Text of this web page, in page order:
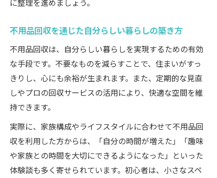
に整理を進めましょう。
不用品回収を通じた自分らしい暮らしの築き方
不用品回収は、自分らしい暮らしを実現するための有効
な手段です。不要なものを減らすことで、住まいがすっ
きりし、心にも余裕が生まれます。また、定期的な見直
しやプロの回収サービスの活用により、快適な空間を維
持できます。
実際に、家族構成やライフスタイルに合わせて不用品回
収を利用した方からは、「自分の時間が増えた」「趣味
や家族との時間を大切にできるようになった」といった
体験談も多く寄せられています。初心者は、小さなスペ